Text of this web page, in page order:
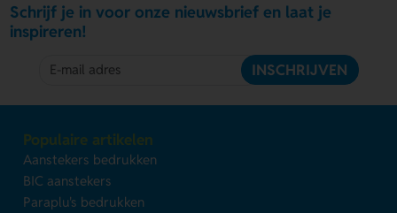
Schrijf je in voor onze nieuwsbrief en laat je
inspireren!
INSCHRIJVEN
Populaire artikelen
Aanstekers bedrukken
BIC aanstekers
Paraplu's bedrukken